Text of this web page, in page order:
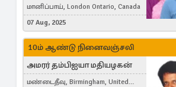
மானிப்பாய், London Ontario, Canada
07 Aug, 2025
10ம் ஆண்டு நினைவஞ்சலி
அமரர் தம்பிஐயா மதியழகன்
மண்டைதீவு, Birmingham, United